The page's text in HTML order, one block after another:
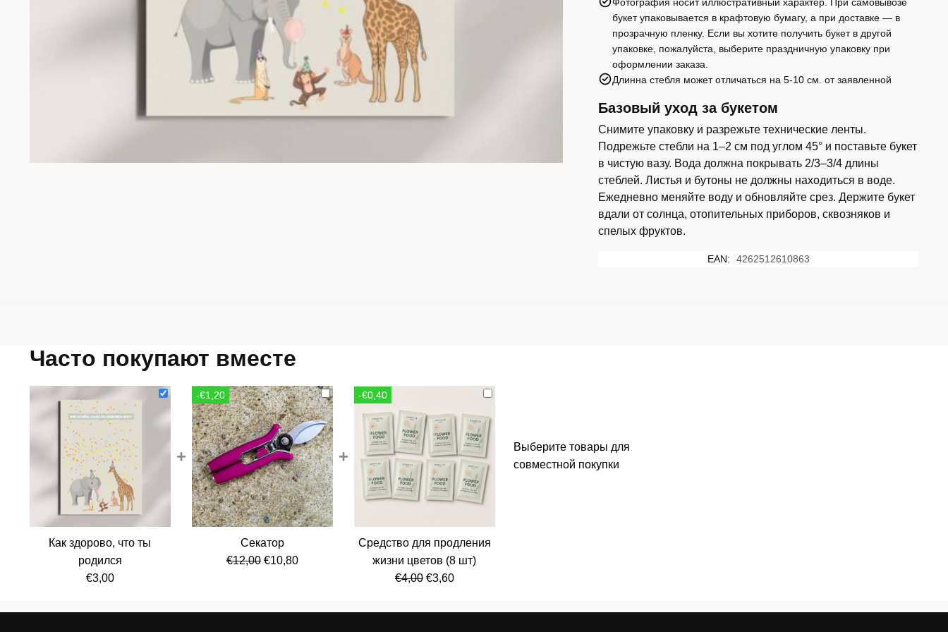
букет упаковывается в крафтовую бумагу, а при доставке — в
прозрачную пленку. Если вы хотите получить букет в другой
упаковке, пожалуйста, выберите праздничную упаковку при
оформлении заказа.
Длинна стебля может отличаться на 5-10 см. от заявленной
Базовый уход за букетом
Снимите упаковку и разрежьте технические ленты.
Подрежьте стебли на 1–2 см под углом 45° и поставьте букет
в чистую вазу. Вода должна покрывать 2/3–3/4 длины
стеблей. Листья и бутоны не должны находиться в воде.
Ежедневно меняйте воду и обновляйте срез. Держите букет
вдали от солнца, отопительных приборов, сквозняков и
спелых фруктов.
EAN: 4262512610863
Часто покупают вместе
Как здорово, что ты
родился
€3,00
+
-€1,20
Секатор
€12,00 Первоначальная
€12,00.
€10,80Текущая
+
-€0,40
Средство для продления
жизни цветов (8 шт)
€4,00 Первоначальная
составляла
€3,60Текущая
€3,60.
Выберите товары для
совместной покупки